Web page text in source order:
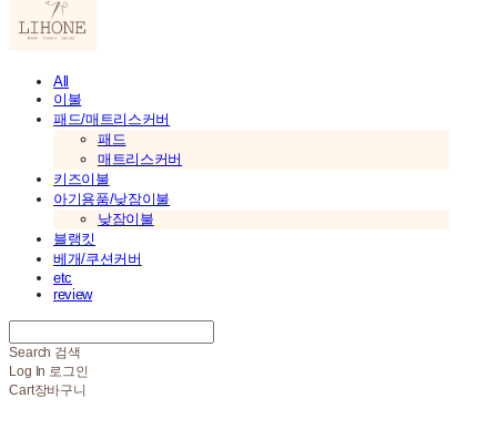
All
이불
패드/매트리스커버
패드
매트리스커버
키즈이불
아기용품/낮잠이불
낮잠이불
블랭킷
베개/쿠션커버
etc
review
Search 검색
Log In 로그인
Cart장바구니